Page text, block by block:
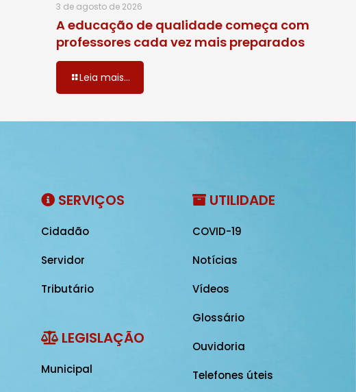
3 de agosto de 2026
A educação de qualidade começa com
professores cada vez mais preparados
Leia mais...
SERVIÇOS
Cidadão
Servidor
Tributário
LEGISLAÇÃO
Municipal
UTILIDADE
COVID-19
Notícias
Vídeos
Glossário
Ouvidoria
Telefones úteis